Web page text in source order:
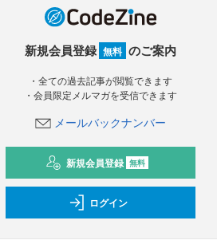
新規会員登録 無料 のご案内
・全ての過去記事が閲覧できます
・会員限定メルマガを受信できます
メールバックナンバー
新規会員登録 無料
ログイン